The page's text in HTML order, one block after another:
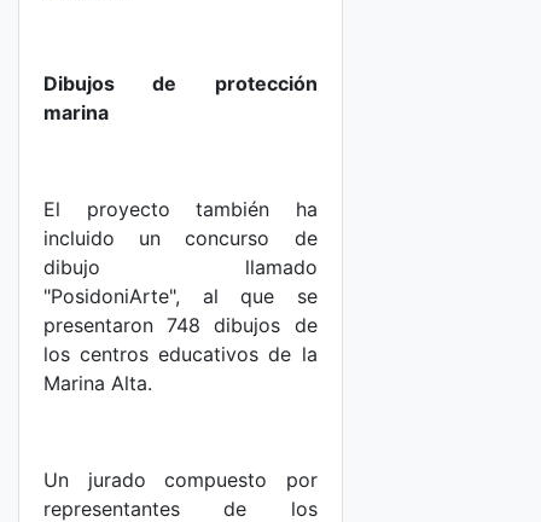
Dibujos de protección
marina
El proyecto también ha
incluido un concurso de
dibujo llamado
"PosidoniArte", al que se
presentaron 748 dibujos de
los centros educativos de la
Marina Alta.
Un jurado compuesto por
representantes de los